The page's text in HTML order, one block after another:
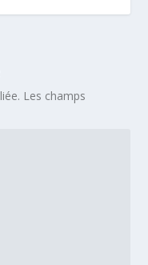
Les champs